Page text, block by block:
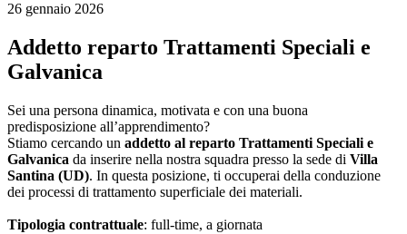
26 gennaio 2026
Addetto reparto Trattamenti Speciali e
Galvanica
Sei una persona dinamica, motivata e con una buona
predisposizione all’apprendimento?
Stiamo cercando un addetto al reparto Trattamenti Speciali e
Galvanica da inserire nella nostra squadra presso la sede di Villa
Santina (UD). In questa posizione, ti occuperai della conduzione
dei processi di trattamento superficiale dei materiali.
Tipologia contrattuale: full-time, a giornata